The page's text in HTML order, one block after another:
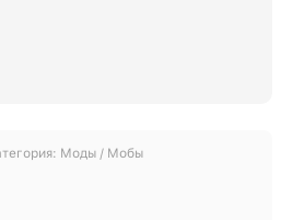
Моды / Мобы